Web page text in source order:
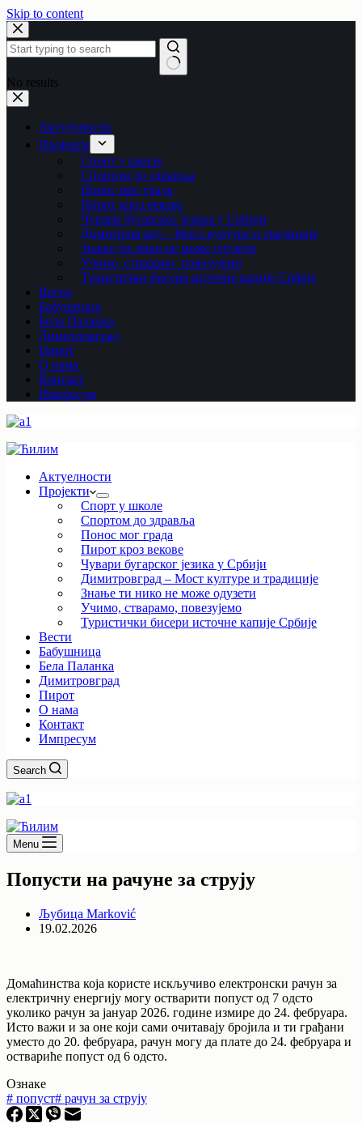
Skip to content
No results
Актуелности
Пројекти
Спорт у школе
Спортом до здравља
Понос мог града
Пирот кроз векове
Чувари бугарског језика у Србији
Димитровград – Мост културе и традиције
Знање ти нико не може одузети
Учимо, стварамо, повезујемо
Туристички бисери источне капије Србије
Вести
Бабушница
Бела Паланка
Димитровград
Пирот
О нама
Контакт
Импресум
Актуелности
Пројекти
Спорт у школе
Спортом до здравља
Понос мог града
Пирот кроз векове
Чувари бугарског језика у Србији
Димитровград – Мост културе и традиције
Знање ти нико не може одузети
Учимо, стварамо, повезујемо
Туристички бисери источне капије Србије
Вести
Бабушница
Бела Паланка
Димитровград
Пирот
О нама
Контакт
Импресум
Search
Menu
Попусти на рачуне за струју
Љубица Marković
19.02.2026
Домаћинства која користе искључиво електронски рачун за
електричну енергију могу остварити попуст од 7 одсто
уколико рачун за јануар 2026. године измире до 24. фебруара.
Исто важи и за оне који сами очитавају бројила и ти грађани
уместо до 20. фебруара, рачун могу да плате до 24. фебруара и
оствариће попуст од 6 одсто.
Ознаке
# попуст# рачун за струју